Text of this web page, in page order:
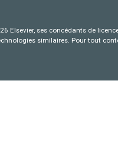
Elsevier, ses concédants de
similaires. Pour tout